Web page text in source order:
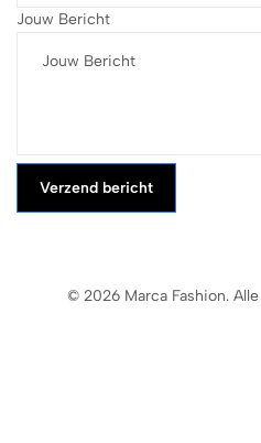
Jouw Bericht
Verzend bericht
© 2026 Marca Fashion.